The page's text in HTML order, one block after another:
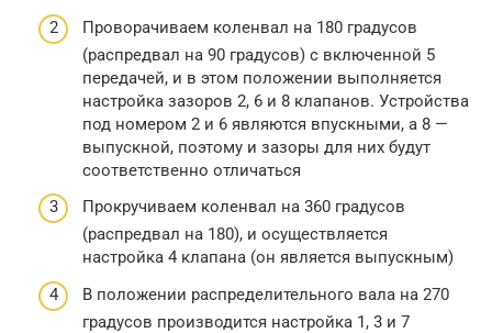
Проворачиваем коленвал на 180 градусов
(распредвал на 90 градусов) с включенной 5
передачей, и в этом положении выполняется
настройка зазоров 2, 6 и 8 клапанов. Устройства
под номером 2 и 6 являются впускными, а 8 —
выпускной, поэтому и зазоры для них будут
соответственно отличаться
Прокручиваем коленвал на 360 градусов
(распредвал на 180), и осуществляется
настройка 4 клапана (он является выпускным)
В положении распределительного вала на 270
градусов производится настройка 1, 3 и 7